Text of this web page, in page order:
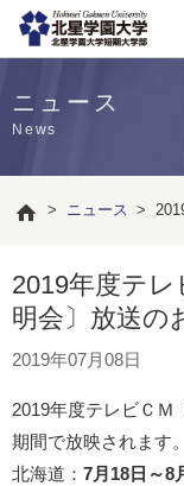
ニュース
News
> ニュース >
2019年度テ
明会〕放送の
2019年07月08日
2019年度テレビＣＭ
期間で放映されます。
北海道： 7月18日～8